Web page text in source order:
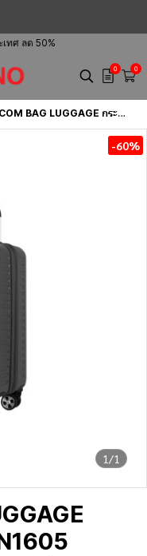
ทศ ลด 50%
0 0
BAG LUGGAGE กระเป๋าเดินทาง รุ่น N1605
1/1
-60%